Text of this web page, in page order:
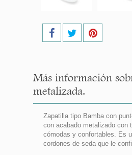
Más información
metalizada.
Zapatilla tipo Bamba con
con acabado metalizado con
cómodas y confortables. Es
cordones de seda que le